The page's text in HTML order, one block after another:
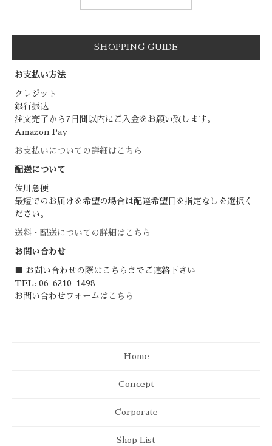
SHOPPING GUIDE
お支払い方法
クレジット
銀行振込
注文完了から7日間以内にご入金をお願い致します。
Amazon Pay
お支払いについての詳細はこちら
配送について
佐川急便
最短でのお届けを希望の場合は配達希望日を指定なしを選択く
ださい。
送料・配送についての詳細はこちら
お問い合わせ
■ お問い合わせの際はこちらまでご連絡下さい
TEL: 06-6210-1498
お問い合わせフォームは こちら
Home
Concept
Corporate
Shop List